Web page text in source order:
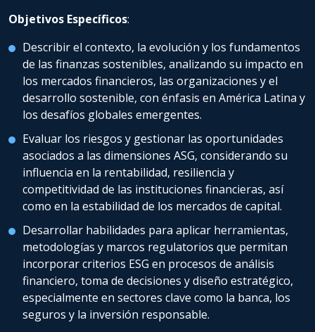
Objetivos Específicos:
Describir el contexto, la evolución y los fundamentos
de las finanzas sostenibles, analizando su impacto en
los mercados financieros, las organizaciones y el
desarrollo sostenible, con énfasis en América Latina y
los desafíos globales emergentes.
Evaluar los riesgos y gestionar las oportunidades
asociados a las dimensiones ASG, considerando su
influencia en la rentabilidad, resiliencia y
competitividad de las instituciones financieras, así
como en la estabilidad de los mercados de capital.
Desarrollar habilidades para aplicar herramientas,
metodologías y marcos regulatorios que permitan
incorporar criterios ESG en procesos de análisis
financiero, toma de decisiones y diseño estratégico,
especialmente en sectores clave como la banca, los
seguros y la inversión responsable.